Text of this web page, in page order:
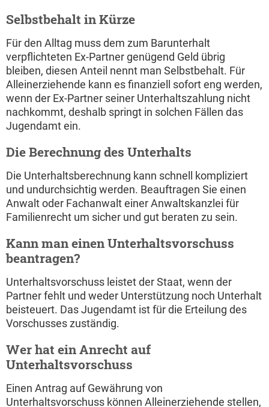
Selbstbehalt in Kürze
Für den Alltag muss dem zum Barunterhalt
verpflichteten Ex-Partner genügend Geld übrig
bleiben, diesen Anteil nennt man Selbstbehalt. Für
Alleinerziehende kann es finanziell sofort eng werden,
wenn der Ex-Partner seiner Unterhaltszahlung nicht
nachkommt, deshalb springt in solchen Fällen das
Jugendamt ein.
Die Berechnung des Unterhalts
Die Unterhaltsberechnung kann schnell kompliziert
und undurchsichtig werden. Beauftragen Sie einen
Anwalt oder Fachanwalt einer Anwaltskanzlei für
Familienrecht um sicher und gut beraten zu sein.
Kann man einen Unterhaltsvorschuss
beantragen?
Unterhaltsvorschuss leistet der Staat, wenn der
Partner fehlt und weder Unterstützung noch Unterhalt
beisteuert. Das Jugendamt ist für die Erteilung des
Vorschusses zuständig.
Wer hat ein Anrecht auf
Unterhaltsvorschuss
Einen Antrag auf Gewährung von
Unterhaltsvorschuss können Alleinerziehende stellen,